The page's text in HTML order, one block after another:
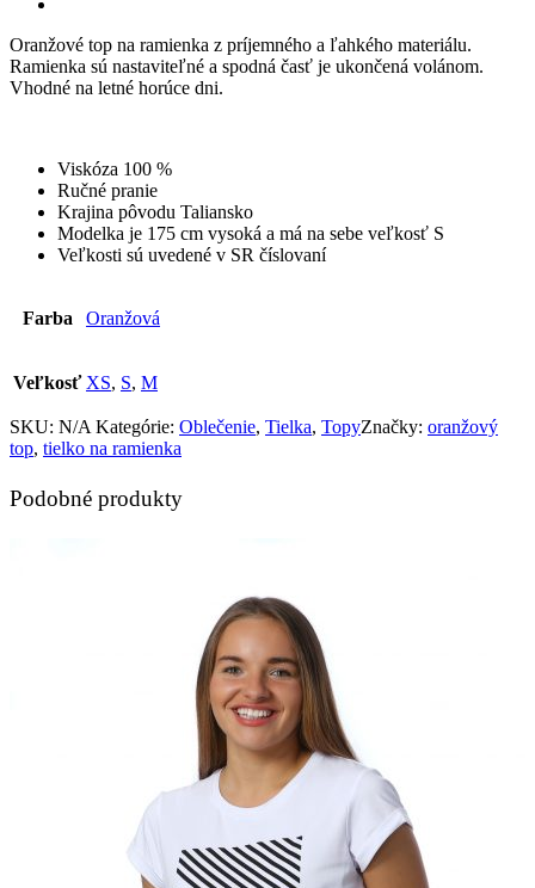
Oranžové top na ramienka z príjemného a ľahkého materiálu.
Ramienka sú nastaviteľné a spodná časť je ukončená volánom.
Vhodné na letné horúce dni.
Viskóza 100 %
Ručné pranie
Krajina pôvodu Taliansko
Modelka je 175 cm vysoká a má na sebe veľkosť S
Veľkosti sú uvedené v SR číslovaní
Farba Oranžová
Veľkosť XS, S, M
SKU: N/A Kategórie: Oblečenie, Tielka, TopyZnačky: oranžový
top, tielko na ramienka
Podobné produkty